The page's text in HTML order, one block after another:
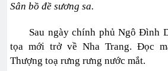
Sân bồ đề sương sa.
Sau ngày chính phủ Ngô Đình
tọa mới trở về Nha Trang. Đọc
Thượng toạ rưng rưng nước mắt.